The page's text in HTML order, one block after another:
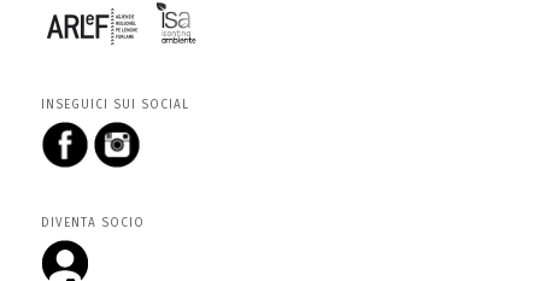
INSEGUICI SUI SOCIAL
DIVENTA SOCIO